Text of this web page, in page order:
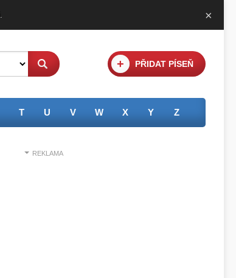
. ×
+ PŘIDAT PÍSEŇ
T U V W X Y Z
REKLAMA